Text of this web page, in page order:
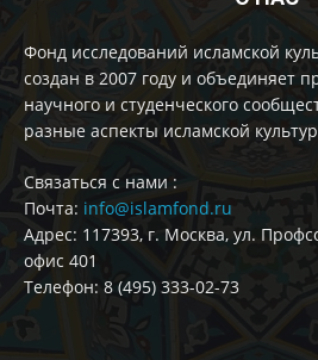
Фонд исследований исламской
создан в 2007 году и объединяет
научного и студенческого
разные аспекты исламской
Cвязаться с нами :
Почта: info@islamfond.ru
Адрес: 117393, г. Москва, ул.
офис 401
Телефон: 8 (495) 333-02-73